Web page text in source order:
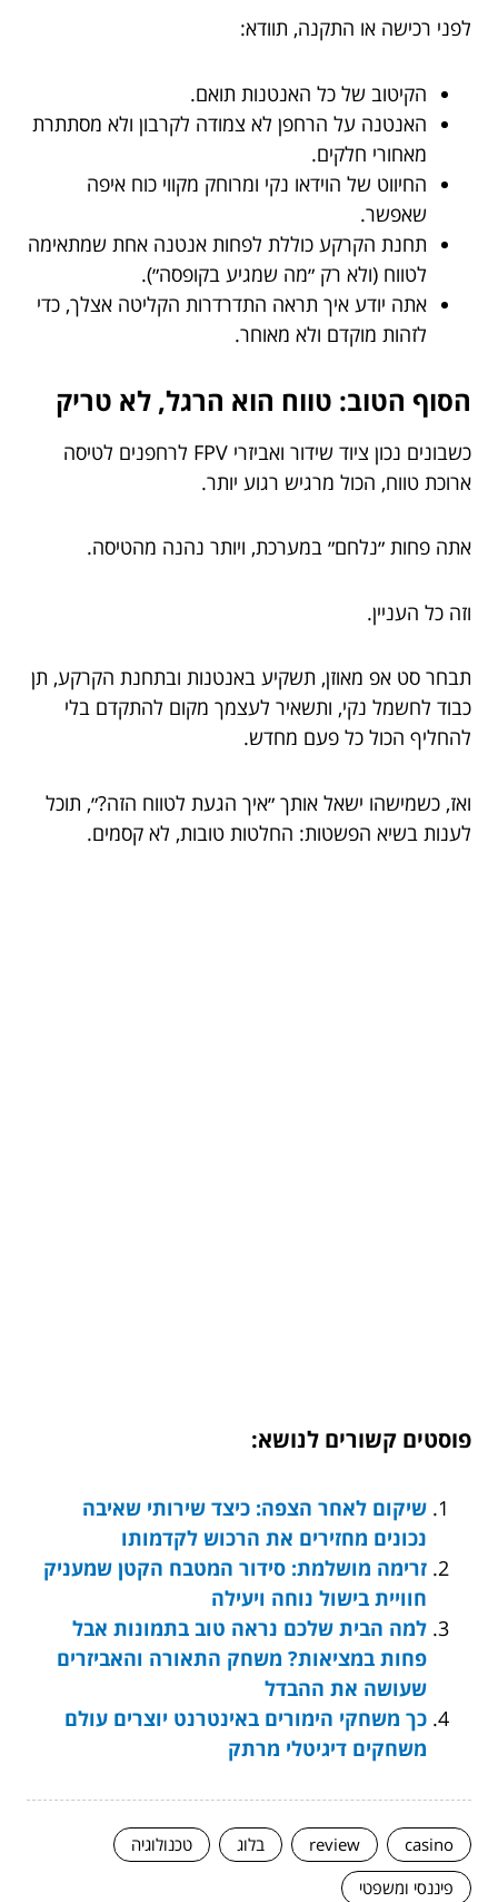
לפני רכישה או התקנה, תוודא:
הקיטוב של כל האנטנות תואם.
האנטנה על הרחפן לא צמודה לקרבון ולא מסתתרת
מאחורי חלקים.
החיווט של הוידאו נקי ומרוחק מקווי כוח איפה
שאפשר.
תחנת הקרקע כוללת לפחות אנטנה אחת שמתאימה
לטווח (ולא רק ״מה שמגיע בקופסה״).
אתה יודע איך תראה התדרדרות הקליטה אצלך, כדי
לזהות מוקדם ולא מאוחר.
הסוף הטוב: טווח הוא הרגל, לא טריק
כשבונים נכון ציוד שידור ואביזרי FPV לרחפנים לטיסה
ארוכת טווח, הכול מרגיש רגוע יותר.
אתה פחות ״נלחם״ במערכת, ויותר נהנה מהטיסה.
וזה כל העניין.
תבחר סט אפ מאוזן, תשקיע באנטנות ובתחנת הקרקע, תן
כבוד לחשמל נקי, ותשאיר לעצמך מקום להתקדם בלי
להחליף הכול כל פעם מחדש.
ואז, כשמישהו ישאל אותך ״איך הגעת לטווח הזה?״, תוכל
לענות בשיא הפשטות: החלטות טובות, לא קסמים.
פוסטים קשורים לנושא:
שיקום לאחר הצפה: כיצד שירותי שאיבה
נכונים מחזירים את הרכוש לקדמותו
זרימה מושלמת: סידור המטבח הקטן שמעניק
חוויית בישול נוחה ויעילה
למה הבית שלכם נראה טוב בתמונות אבל
פחות במציאות? משחק התאורה והאביזרים
שעושה את ההבדל
כך משחקי הימורים באינטרנט יוצרים עולם
משחקים דיגיטלי מרתק
casino
review בלוג
טכנולוגיה
פיננסי ומשפטי